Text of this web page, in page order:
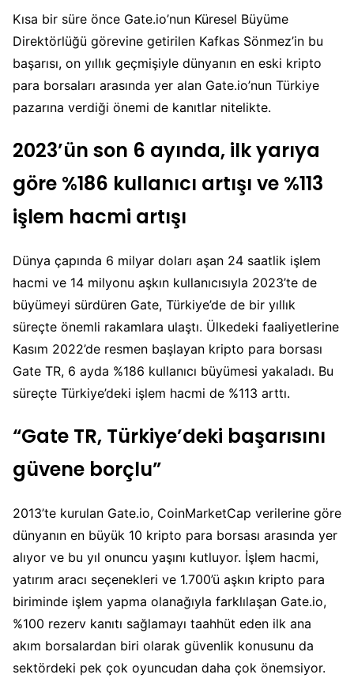
Kısa bir süre önce Gate.io’nun Küresel Büyüme
Direktörlüğü görevine getirilen Kafkas Sönmez’in bu
başarısı, on yıllık geçmişiyle dünyanın en eski kripto
para borsaları arasında yer alan Gate.io’nun Türkiye
pazarına verdiği önemi de kanıtlar nitelikte.
2023’ün son 6 ayında, ilk yarıya
göre %186 kullanıcı artışı ve %113
işlem hacmi artışı
Dünya çapında 6 milyar doları aşan 24 saatlik işlem
hacmi ve 14 milyonu aşkın kullanıcısıyla 2023’te de
büyümeyi sürdüren Gate, Türkiye’de de bir yıllık
süreçte önemli rakamlara ulaştı. Ülkedeki faaliyetlerine
Kasım 2022’de resmen başlayan kripto para borsası
Gate TR, 6 ayda %186 kullanıcı büyümesi yakaladı. Bu
süreçte Türkiye’deki işlem hacmi de %113 arttı.
“Gate TR, Türkiye’deki başarısını
güvene borçlu”
2013’te kurulan Gate.io, CoinMarketCap verilerine göre
dünyanın en büyük 10 kripto para borsası arasında yer
alıyor ve bu yıl onuncu yaşını kutluyor. İşlem hacmi,
yatırım aracı seçenekleri ve 1.700’ü aşkın kripto para
biriminde işlem yapma olanağıyla farklılaşan Gate.io,
%100 rezerv kanıtı sağlamayı taahhüt eden ilk ana
akım borsalardan biri olarak güvenlik konusunu da
sektördeki pek çok oyuncudan daha çok önemsiyor.